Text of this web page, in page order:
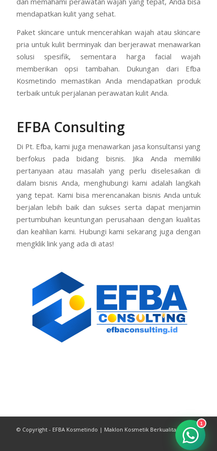
mendapatkan kulit yang sehat.
Paket skincare untuk mencerahkan wajah atau skincare
pria untuk kulit berminyak dan berjerawat menawarkan
solusi spesifik, sementara harga facial wajah
memberikan opsi tambahan. Dukungan dari Efba
Kosmetindo memastikan Anda mendapatkan produk
terbaik untuk perjalanan perawatan kulit Anda.
EFBA Consulting
Di Pt. Efba, kami juga menawarkan jasa konsultansi yang
berfokus pada bidang bisnis. Jika Anda memiliki
pertanyaan atau masalah yang perlu diselesaikan di
dalam bisnis Anda, menghubungi kami adalah langkah
yang tepat. Kami bisa merencanakan bisnis Anda untuk
berjalan lebih baik dan sukses serta dapat menjamin
pertumbuhan keuntungan perusahaan dengan kualitas
dan keahlian kami. Hubungi kami sekarang juga dengan
mengklik link yang ada di atas!
© Copyright - EFBA Kosmetindo | Maklon Kosmetik Berkualitas
1